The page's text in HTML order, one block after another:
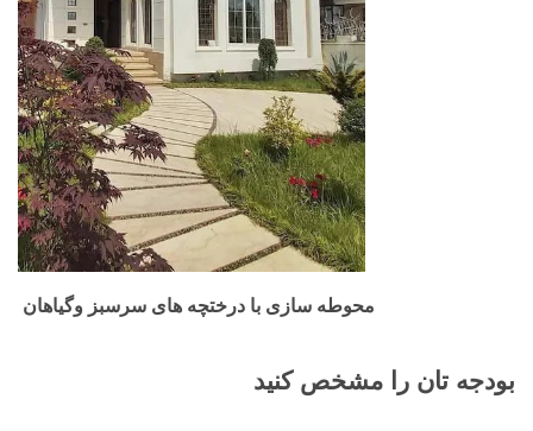
محوطه سازی با درختچه های سرسبز وگیاهان
بودجه تان را مشخص کنید